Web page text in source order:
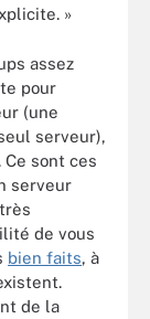
»
assez
pour
(une
serveur),
sont ces
serveur
de vous
bien faits, à
de la